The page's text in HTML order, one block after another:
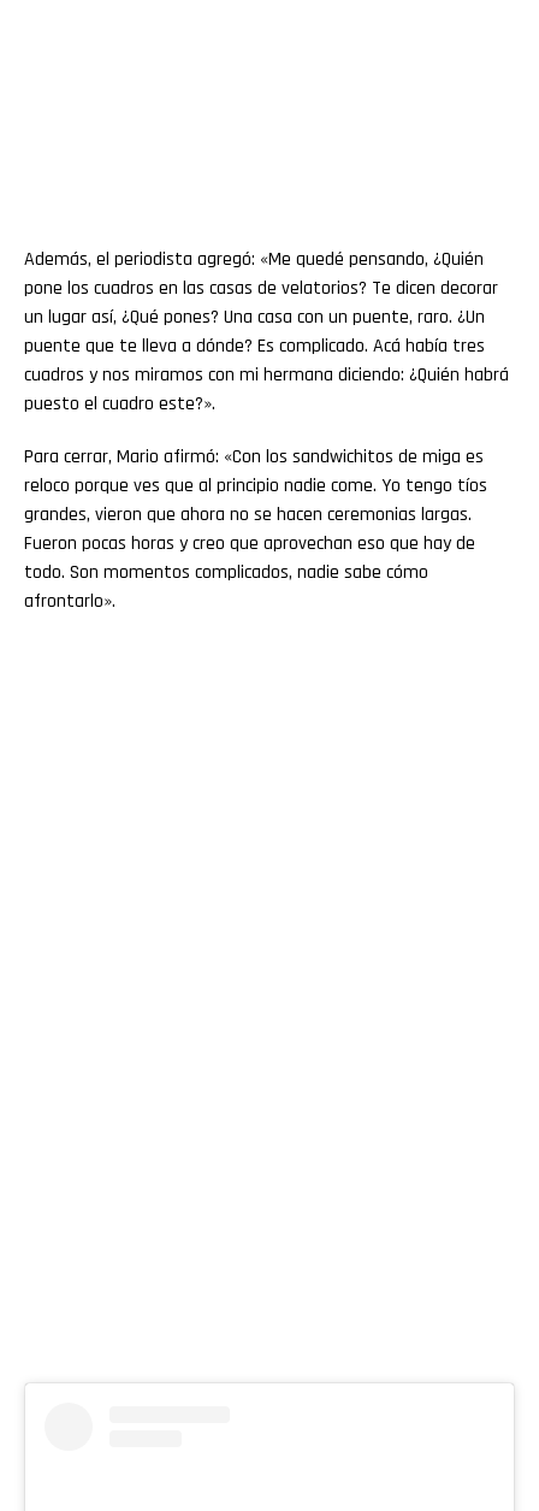
Además, el periodista agregó: «Me quedé pensando, ¿Quién
pone los cuadros en las casas de velatorios? Te dicen decorar
un lugar así, ¿Qué pones? Una casa con un puente, raro. ¿Un
puente que te lleva a dónde? Es complicado. Acá había tres
cuadros y nos miramos con mi hermana diciendo: ¿Quién habrá
puesto el cuadro este?».
Para cerrar, Mario afirmó: «Con los sandwichitos de miga es
reloco porque ves que al principio nadie come. Yo tengo tíos
grandes, vieron que ahora no se hacen ceremonias largas.
Fueron pocas horas y creo que aprovechan eso que hay de
todo. Son momentos complicados, nadie sabe cómo
afrontarlo».